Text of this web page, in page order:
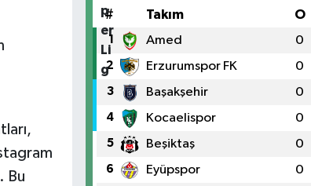
Bu
# Takım O
1 Amed 0
2 Erzurumspor FK 0
3 Başakşehir 0
4 Kocaelispor 0
5 Beşiktaş 0
6 Eyüpspor 0